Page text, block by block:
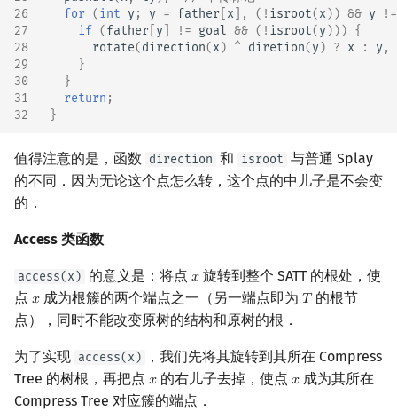
26
27
28
29
30
31
32
for (int y; y = father x ], ( ! isroot(x)) && y
!=
if (father y != goal && ( ! isroot(y))) {
rotate(direction(x) ^ diretion(y) ? x : y,
}
}
return ;
}
值得注意的是，函数 direction 和 isroot 与普通 Splay
的不同．因为无论这个点怎么转，这个点的中儿子是不会变
的．
Access 类函数
access(x) 的意义是：将点 𝑥
x 旋转到整个 SATT 的根处，使
点 𝑥
x 成为根簇的两个端点之一（另一端点即为𝑇
T 的根节
点），同时不能改变原树的结构和原树的根．
为了实现 access(x)
，我们先将其旋转到其所在 Compress
Tree 的树根，再把点 𝑥
x 的右儿子去掉，使点𝑥
x 成为其所在
Compress Tree 对应簇的端点．